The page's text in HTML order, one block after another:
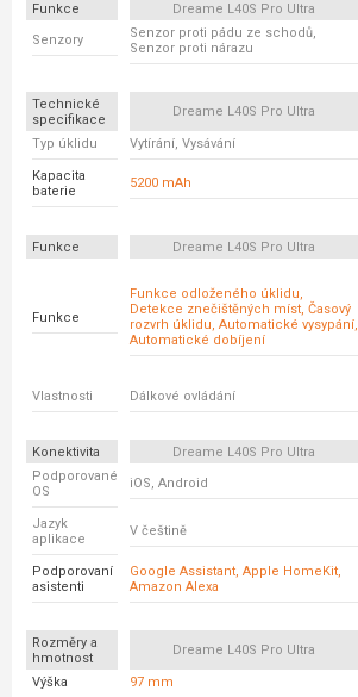
Funkce Dreame L40S Pro Ultra
Senzory
Senzor proti pádu ze schodů,
Senzor proti nárazu
Technické
specifikace
Dreame L40S Pro Ultra
Typ úklidu Vytírání, Vysávání
Kapacita
baterie
5200 mAh
Funkce Dreame L40S Pro Ultra
Funkce
Funkce odloženého úklidu,
Detekce znečištěných míst, Časový
rozvrh úklidu, Automatické vysypání,
Automatické dobíjení
Vlastnosti Dálkové ovládání
Konektivita Dreame L40S Pro Ultra
Podporované
OS
iOS, Android
Jazyk
aplikace
V češtině
Podporovaní
asistenti
Google Assistant, Apple HomeKit,
Amazon Alexa
Rozměry a
hmotnost
Dreame L40S Pro Ultra
Výška 97 mm